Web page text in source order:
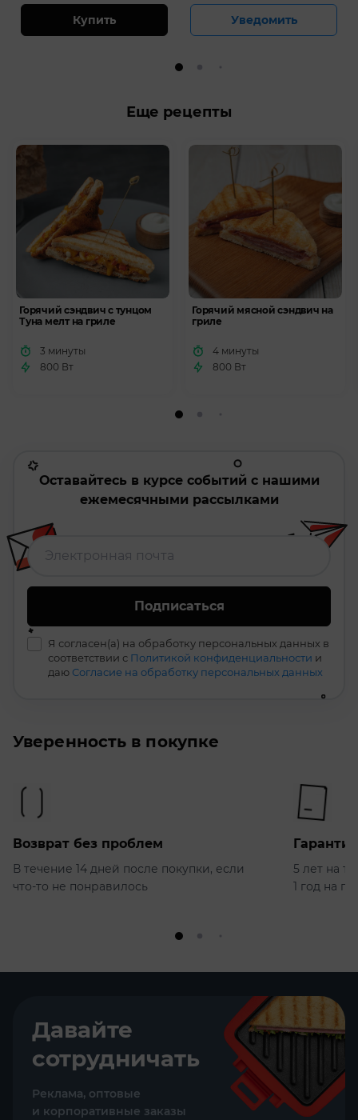
Купить Уведомить
Еще рецепты
Горячий сэндвич с тунцом
Туна мелт на гриле
3 минуты
800 Вт
Горячий мясной сэндвич на
гриле
4 минуты
800 Вт
Оставайтесь в курсе событий с нашими
ежемесячными рассылками
Подписаться
Я согласен(а) на обработку персональных данных в
соответствии с Политикой конфиденциальности и
даю Согласие на обработку персональных данных
Уверенность в покупке
Возврат без проблем
В течение 14 дней после покупки, если
что-то не понравилось
Гарантия
5 лет на
1 год на
Давайте
сотрудничать
Реклама, оптовые
и корпоративные заказы